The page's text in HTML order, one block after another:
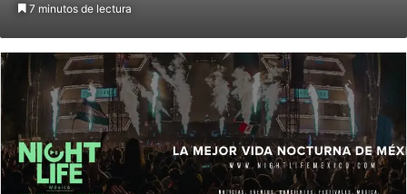
7 minutos de lectura